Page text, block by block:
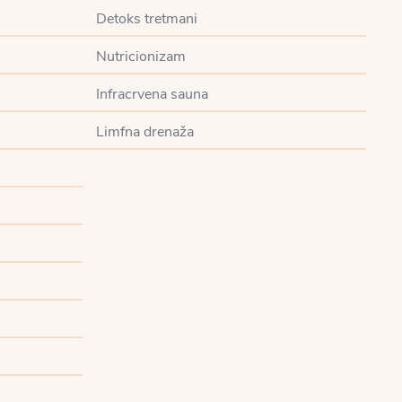
Detoks tretmani
Nutricionizam
Infracrvena sauna
Limfna drenaža